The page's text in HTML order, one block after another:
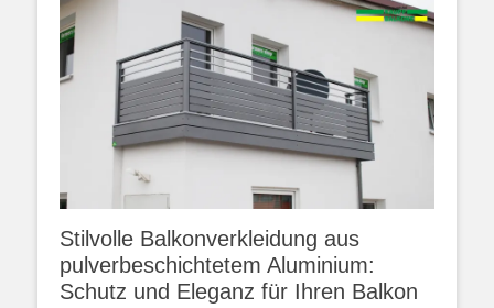
Stilvolle Balkonverkleidung aus
pulverbeschichtetem Aluminium:
Schutz und Eleganz für Ihren Balkon